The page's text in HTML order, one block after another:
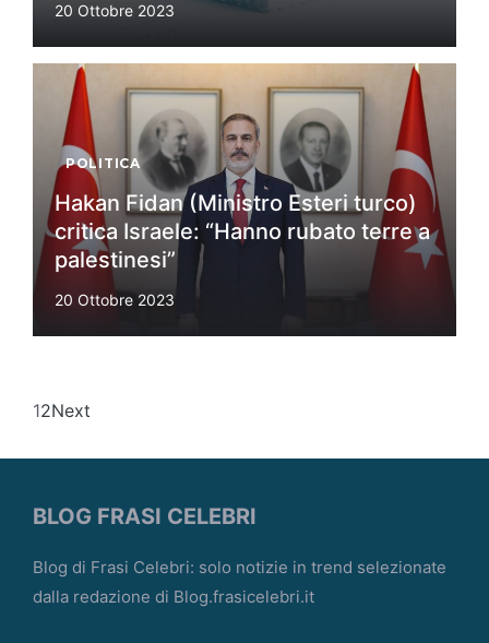
20 Ottobre 2023
POLITICA
Hakan Fidan (Ministro Esteri turco)
critica Israele: “Hanno rubato terre a
palestinesi”
20 Ottobre 2023
12Next
BLOG FRASI CELEBRI
Blog di Frasi Celebri: solo notizie in trend selezionate
dalla redazione di Blog.frasicelebri.it